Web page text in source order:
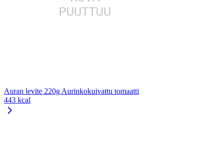
Auran levite 220g Aurinkokuivattu tomaatti
443 kcal